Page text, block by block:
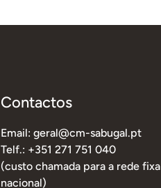
Contactos
Email: geral@cm-sabugal.pt
Telf.: +351 271 751 040
(custo chamada para a rede fixa
nacional)